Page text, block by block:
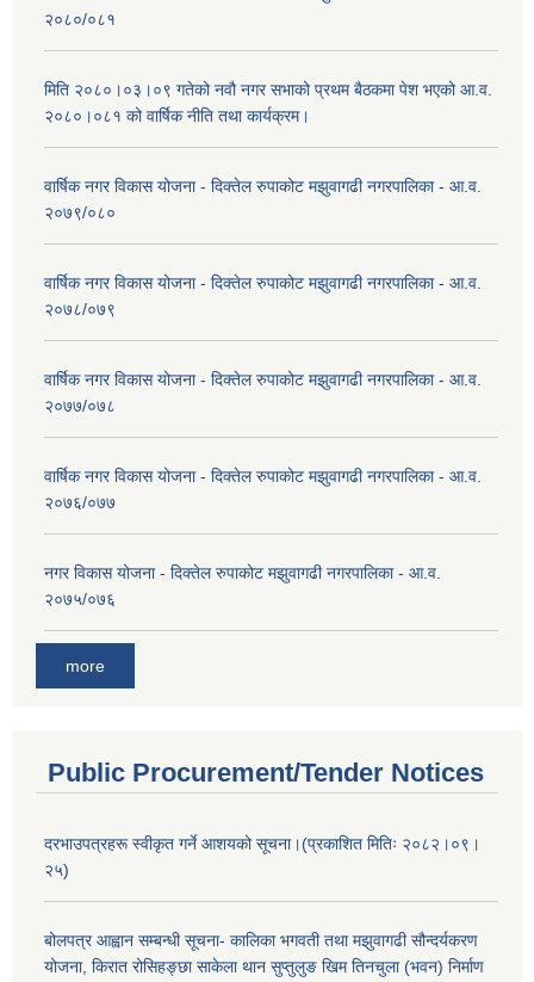
२०८०/०८१
मिति २०८०।०३।०९ गतेको नवौ नगर सभाको प्रथम बैठकमा पेश भएको आ.व.
२०८०।०८१ को वार्षिक नीति तथा कार्यक्रम।
वार्षिक नगर विकास योजना - दिक्तेल रुपाकोट मझुवागढी नगरपालिका - आ.व.
२०७९/०८०
वार्षिक नगर विकास योजना - दिक्तेल रुपाकोट मझुवागढी नगरपालिका - आ.व.
२०७८/०७९
वार्षिक नगर विकास योजना - दिक्तेल रुपाकोट मझुवागढी नगरपालिका - आ.व.
२०७७/०७८
वार्षिक नगर विकास योजना - दिक्तेल रुपाकोट मझुवागढी नगरपालिका - आ.व.
२०७६/०७७
नगर विकास योजना - दिक्तेल रुपाकोट मझुवागढी नगरपालिका - आ.व.
२०७५/०७६
more
Public Procurement/Tender Notices
दरभाउपत्रहरू स्वीकृत गर्ने आशयको सूचना।(प्रकाशित मितिः २०८२।०९।
२५)
बोलपत्र आह्वान सम्बन्धी सूचना- कालिका भगवती तथा मझुवागढी सौन्दर्यकरण
योजना, किरात रोसिहङ्छा साकेला थान सुप्तुलुङ खिम तिनचुला (भवन) निर्माण